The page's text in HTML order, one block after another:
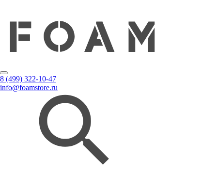
8 (499) 322-10-47
info@foamstore.ru